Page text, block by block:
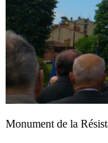
Monument de la